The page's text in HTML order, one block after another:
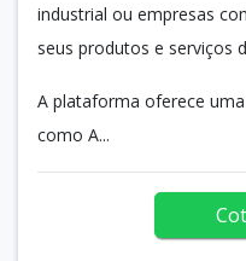
industrial ou empresas
seus produtos e serviços
A plataforma oferece
como A...